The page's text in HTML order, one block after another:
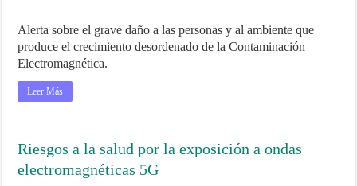
Alerta sobre el grave daño a las personas y al ambiente que
produce el crecimiento desordenado de la Contaminación
Electromagnética.
Leer Más
Riesgos a la salud por la exposición a ondas
electromagnéticas 5G